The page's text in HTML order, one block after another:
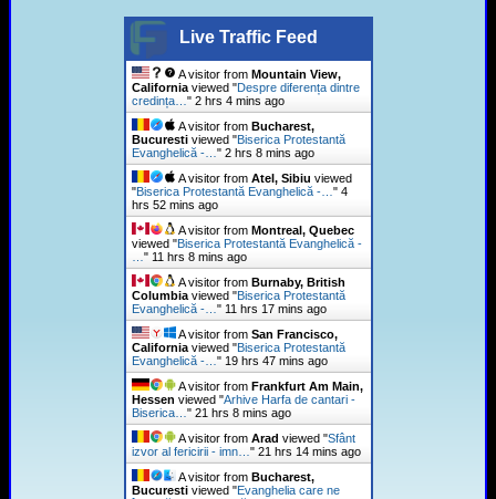
Live Traffic Feed
A visitor from Mountain View,
Californiaviewed "Despre diferența dintre
credința… " 2 hrs 4 mins ago
A visitor from Bucharest,
Bucurestiviewed "Biserica Protestantă
Evanghelică -… " 2 hrs 8 mins ago
A visitor from Atel, Sibiu viewed
"Biserica Protestantă Evanghelică -… " 4
hrs 52 mins ago
A visitor from Montreal, Quebec
viewed "Biserica Protestantă Evanghelică -
" 11 hrs 8 mins ago
A visitor from Burnaby, British
Columbiaviewed "Biserica Protestantă
Evanghelică -… " 11 hrs 17 mins ago
A visitor from San Francisco,
Californiaviewed "Biserica Protestantă
Evanghelică -… " 19 hrs 47 mins ago
A visitor from Frankfurt Am Main,
Hessen viewed "Arhive Harfa de cantari -
Biserica… " 21 hrs 8 mins ago
A visitor from Arad viewed "Sfânt
izvor al fericirii - imn… " 21 hrs 14 mins ago
A visitor from Bucharest,
Bucurestiviewed "Evanghelia care ne